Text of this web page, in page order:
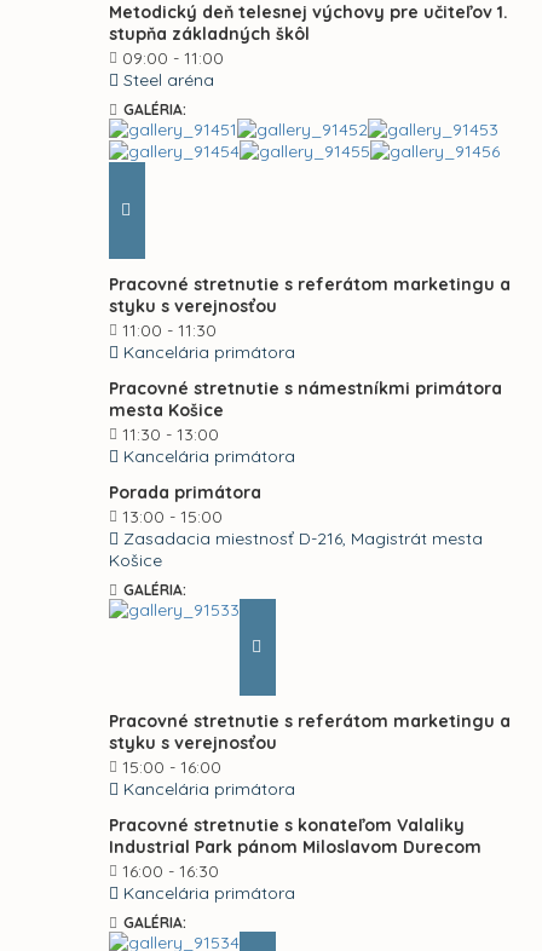
Metodický deň telesnej výchovy pre učiteľov 1.
stupňa základných škôl
09:00 - 11:00
Steel aréna
GALÉRIA:
Pracovné stretnutie s referátom marketingu a
styku s verejnosťou
11:00 - 11:30
Kancelária primátora
Pracovné stretnutie s námestníkmi primátora
mesta Košice
11:30 - 13:00
Kancelária primátora
Porada primátora
13:00 - 15:00
Zasadacia miestnosť D-216, Magistrát mesta
Košice
GALÉRIA:
Pracovné stretnutie s referátom marketingu a
styku s verejnosťou
15:00 - 16:00
Kancelária primátora
Pracovné stretnutie s konateľom Valaliky
Industrial Park pánom Miloslavom Durecom
16:00 - 16:30
Kancelária primátora
GALÉRIA: